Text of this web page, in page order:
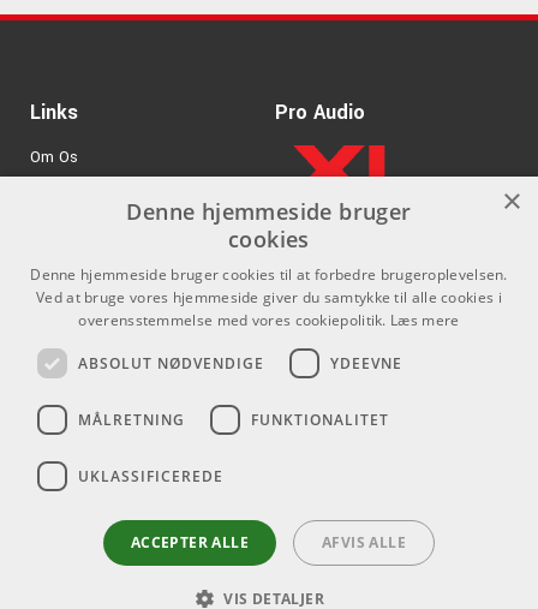
Højde: 595 - 1015 mm
Mål sammenfoldet: 395 x 105 x 595 mm
Sort
Links
Om Os
GDPR & Cookies
Pro Audio
.
Kontakt
Som privatperson kan du ikke
købe på denne hjemmeside, alt
forhandlere.
info@emnordic.dk
Sociale medier
×
Denne hjemmeside bruger
cookies
Denne hjemmeside bruger cookies til at forbedre brugeroplevelsen.
Ved at bruge vores hjemmeside giver du samtykke til alle cookies i
overensstemmelse med vores cookiepolitik. Læs mere
ABSOLUT NØDVENDIGE YDEEVNE
MÅLRETNING FUNKTIONALITET
UKLASSIFICEREDE
ACCEPTER ALLE AFVIS ALLE
VIS DETALJER